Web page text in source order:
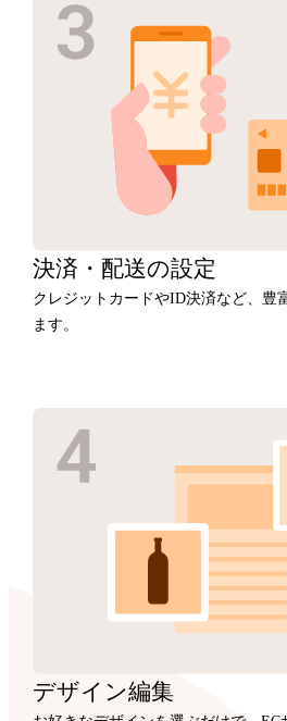
決済・ 配送の設定
クレジットカードやID決済など、豊
ます。
デザイン編集